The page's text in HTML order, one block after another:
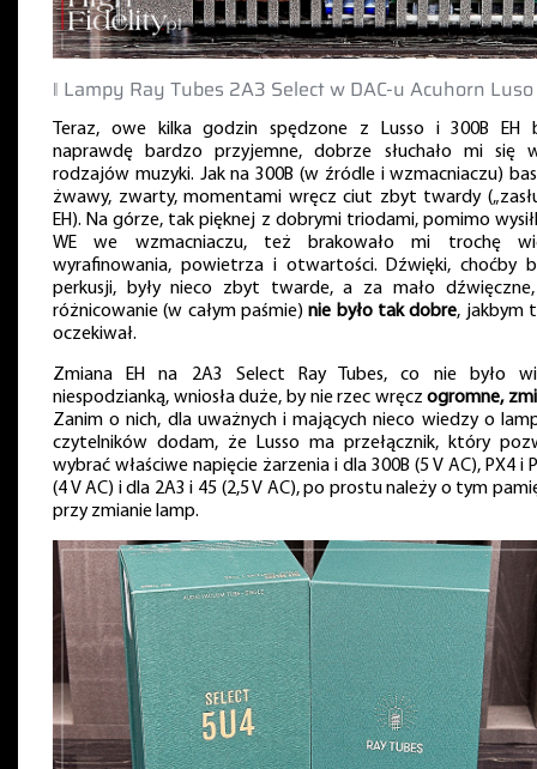
‖ Lampy Ray Tubes 2A3 Select w DAC-u Acuhorn Luso
Teraz, owe kilka godzin spędzone z Lusso i 300B EH
naprawdę bardzo przyjemne, dobrze słuchało mi się
rodzajów muzyki. Jak na 300B (w źródle i wzmacniaczu)
żwawy, zwarty, momentami wręcz ciut zbyt twardy
EH). Na górze, tak pięknej z dobrymi triodami, pomimo
WE we wzmacniaczu, też brakowało mi trochę
wyrafinowania, powietrza i otwartości. Dźwięki, choćby
perkusji, były nieco zbyt twarde, a za mało
różnicowanie (w całym paśmie)nie było tak dobre, jakbym
oczekiwał.
Zmiana EH na 2A3 Select Ray Tubes, co nie było
niespodzianką, wniosła duże, by nie rzec wręczogromne,
Zanim o nich, dla uważnych i mających nieco wiedzy o
czytelników dodam, że Lusso ma przełącznik, który
wybrać właściwe napięcie żarzenia i dla 300B (5 V AC), PX4 i
(4 V AC) i dla 2A3 i 45 (2,5 V AC), po prostu należy o tym
przy zmianie lamp.